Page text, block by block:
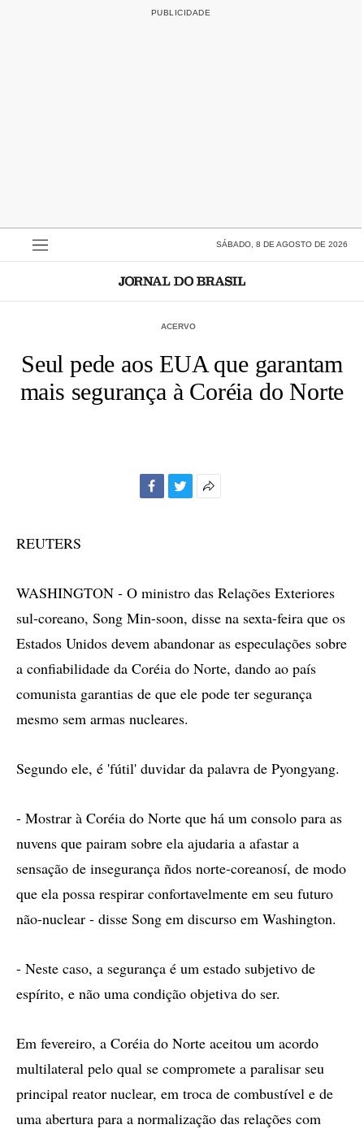
SÁBADO, 8 DE AGOSTO DE 2026
ACERVO
Seul pede aos EUA que garantam
mais segurança à Coréia do Norte
REUTERS
WASHINGTON - O ministro das Relações Exteriores
sul-coreano, Song Min-soon, disse na sexta-feira que os
Estados Unidos devem abandonar as especulações sobre
a confiabilidade da Coréia do Norte, dando ao país
comunista garantias de que ele pode ter segurança
mesmo sem armas nucleares.
Segundo ele, é 'fútil' duvidar da palavra de Pyongyang.
- Mostrar à Coréia do Norte que há um consolo para as
nuvens que pairam sobre ela ajudaria a afastar a
sensação de insegurança ñdos norte-coreanosí, de modo
que ela possa respirar confortavelmente em seu futuro
não-nuclear - disse Song em discurso em Washington.
- Neste caso, a segurança é um estado subjetivo de
espírito, e não uma condição objetiva do ser.
Em fevereiro, a Coréia do Norte aceitou um acordo
multilateral pelo qual se compromete a paralisar seu
principal reator nuclear, em troca de combustível e de
uma abertura para a normalização das relações com